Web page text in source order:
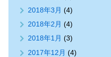
2018年3月 (4)
2018年2月 (4)
2018年1月 (3)
2017年12月 (4)